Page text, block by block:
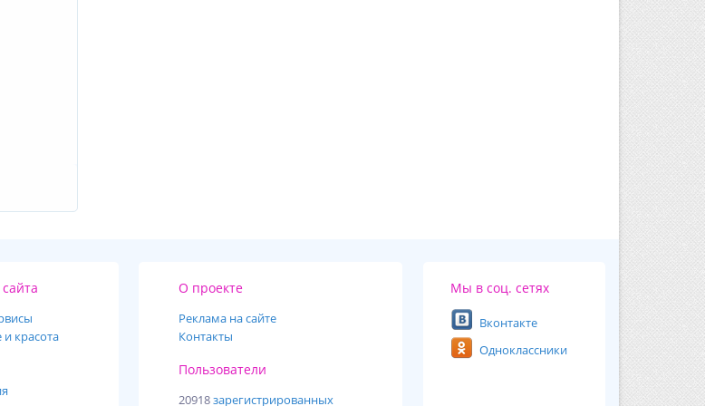
красота
О проекте
Реклама на сайте
Контакты
Пользователи
20918зарегистрированных
Мы в соц. сетях
Вконтакте
Одноклассники